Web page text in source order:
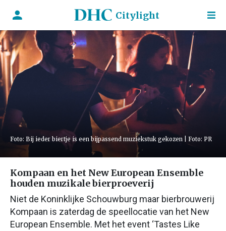
Citylight
Foto: Bij ieder biertje is een bijpassend muziekstuk gekozen | Foto: PR
Kompaan en het New European Ensemble
houden muzikale bierproeverij
Niet de Koninklijke Schouwburg maar bierbrouwerij
Kompaan is zaterdag de speellocatie van het New
European Ensemble. Met het event ‘Tastes Like